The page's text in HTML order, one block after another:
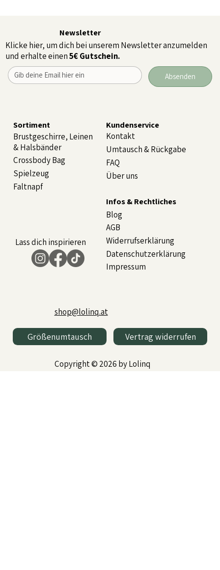
Sortiment
Brustgeschirre, Leinen
& Halsbänder
Crossbody Bag
Spielzeug
Faltnapf
Kundenservice
Kontakt
Über uns
Umtausch & Rückgabe
FAQ
Newsletter
Klicke hier, um dich bei unserem Newsletter anzumelden
und erhalte einen5€ Gutschein.
Absenden
shop@lolinq.at
Größenumtausch Vertrag widerrufen
Copyright © 2026 by Lolinq
Infos & Rechtliches
Blog
AGB
Widerrufserklärung
Datenschutzerklärung
Impressum
Lass dich inspirieren